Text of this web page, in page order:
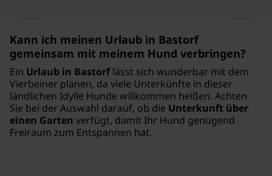
Kann ich meinen Urlaub in Bastorf
gemeinsam mit meinem Hund verbringen?
Ein Urlaub in Bastorflässt sich wunderbar mit dem
Vierbeiner planen, da viele Unterkünfte in dieser
ländlichen Idylle Hunde willkommen heißen. Achten
Sie bei der Auswahl darauf, ob die Unterkunft über
einen Garten verfügt, damit Ihr Hund genügend
Freiraum zum Entspannen hat.